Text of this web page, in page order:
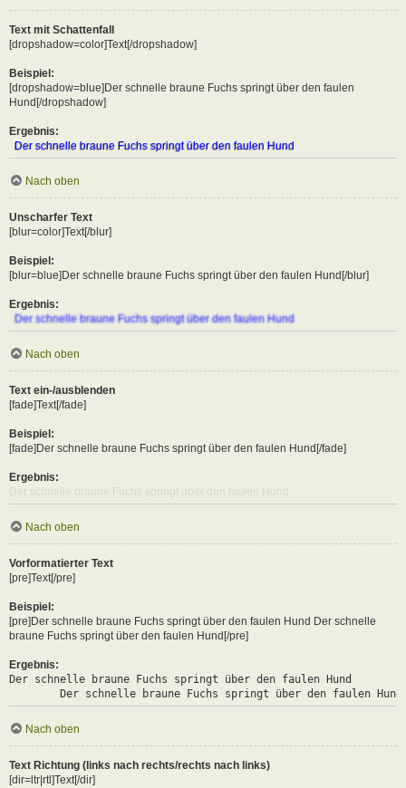
Text mit Schattenfall
[dropshadow=color]Text[/dropshadow]
Beispiel:
[dropshadow=blue]Der schnelle braune Fuchs springt über den faulen
Hund[/dropshadow]
Ergebnis:
Der schnelle braune Fuchs springt über den faulen Hund
Nach oben
Unscharfer Text
[blur=color]Text[/blur]
Beispiel:
[blur=blue]Der schnelle braune Fuchs springt über den faulen Hund[/blur]
Ergebnis:
Der schnelle braune Fuchs springt über den faulen Hund
Nach oben
Text ein-/ausblenden
[fade]Text[/fade]
Beispiel:
[fade]Der schnelle braune Fuchs springt über den faulen Hund[/fade]
Ergebnis:
Nach oben
Vorformatierter Text
[pre]Text[/pre]
Beispiel:
[pre]Der schnelle braune Fuchs springt über den faulen Hund Der schnelle
braune Fuchs springt über den faulen Hund[/pre]
Ergebnis:
Der schnelle braune Fuchs springt über den faulen Hund
	Der schnelle braune Fuchs springt über den faulen Hund
Nach oben
Text Richtung (links nach rechts/rechts nach links)
[dir=ltr|rtl]Text[/dir]